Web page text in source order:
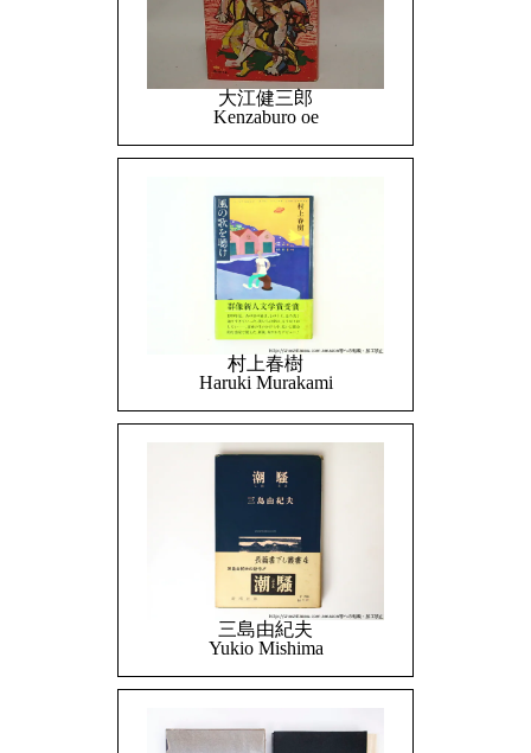
大江健三郎
Kenzaburo oe
村上春樹
Haruki Murakami
三島由紀夫
Yukio Mishima